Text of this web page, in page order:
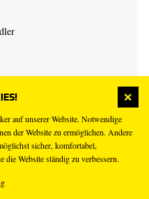
auf unserer Website. Notwendige
der Website zu ermöglichen. Andere
sicher, komfortabel,
die Website ständig zu verbessern.